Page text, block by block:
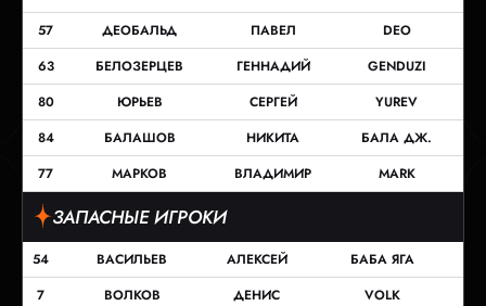
57
ДЕОБАЛЬД ПАВЕЛ
DEO
63
БЕЛОЗЕРЦЕВ ГЕННАДИЙ
GENDUZI
80
ЮРЬЕВ СЕРГЕЙ
YUREV
84
БАЛАШОВ НИКИТА
БАЛА ДЖ.
77
МАРКОВ ВЛАДИМИР MARK
ЗАПАСНЫЕ ИГРОКИ
54 ВАСИЛЬЕВ АЛЕКСЕЙ
БАБА ЯГА
7
ВОЛКОВ ДЕНИС
VOLK